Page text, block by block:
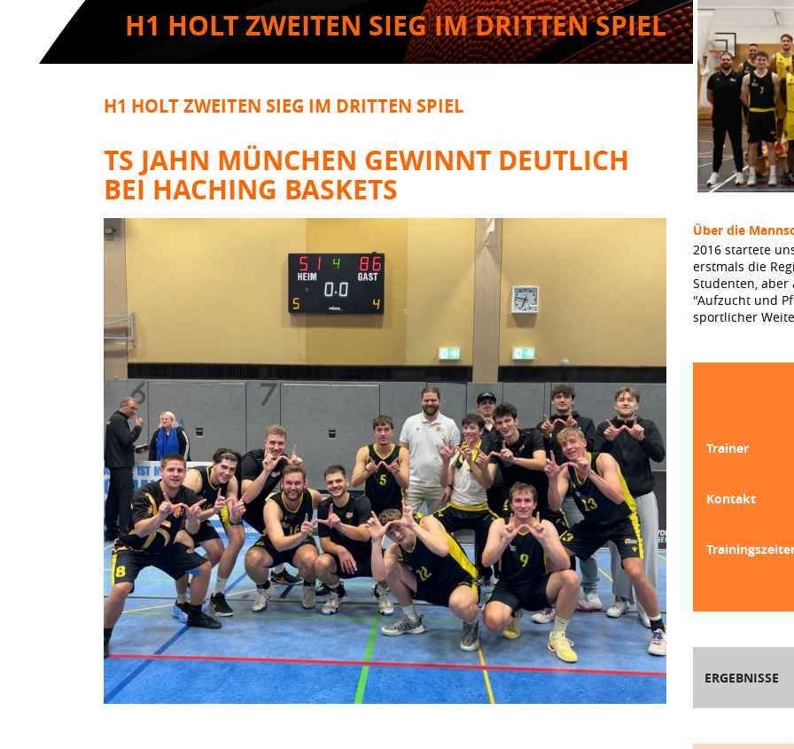
H1 HOLT ZWEITEN SIEG IM DRITTEN SPIEL
H1 HOLT ZWEITEN SIEG IM DRITTEN SPIEL
TS JAHN MÜNCHEN GEWINNT DEUTLICH
BEI HACHING BASKETS
Über die
2016 startete
erstmals die
Studenten, aber
"Aufzucht und
sportlicher
Trainer
Kontakt
ERGEBNISSE